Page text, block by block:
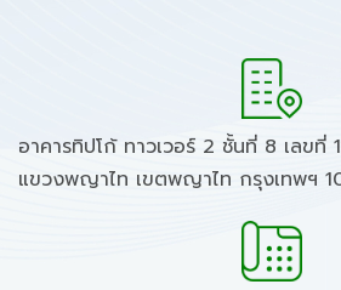
อาคารทิปโก้ ทาวเวอร์ 2 ชั้นที่ 8 เลขที่
แขวงพญาไท เขตพญาไท กรุงเทพฯ